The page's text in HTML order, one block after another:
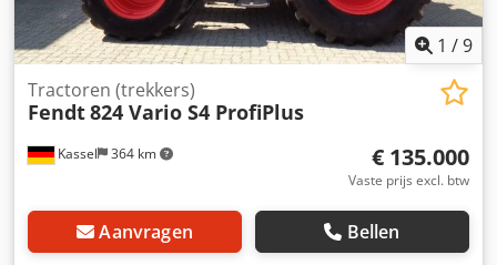
1 /9
Kassel 364 km
Tractoren (trekkers)
Fendt824 Vario S4 ProfiPlus
€ 135.000
Vaste prijs excl. btw
Aanvragen Bellen